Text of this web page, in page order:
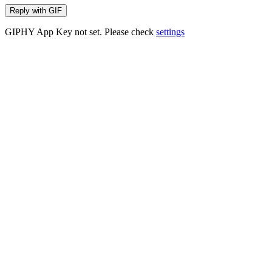
Reply with GIF
GIPHY App Key not set. Please check settings